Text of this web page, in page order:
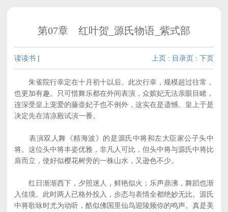
第07章 红叶贺_源氏物语_紫式部
读读书 | 上页 : 目录页 : 下页
朱雀院行幸定在十月初十以后。此次行幸，规模超过往常，
也更加有趣。只可惜舞乐都在外间表演，众嫔妃无法亲眼目睹，
连深受皇上宠爱的藤壶妃子也不例外，这实在是遗憾。皇上于是
决定先在清凉殿试演一番。
表演双人舞《精海波》的是源氏中将和左大臣家公子头中
将。这位头中将丰姿优雅，非凡人可比，但头中将与源氏中将比
肩而立，使好似樱花树旁的一株山水，又逊色不少。
红日渐渐西下，夕照迷人，鲜艳似火；乐声鼎沸，舞蹈也渐
入佳境。此时两人已格外投入，步态与表情全都绝妙无比。源氏
中将歌咏时尤为动听，酷似佛国里仙鸟迎陵频你的鸣声。真是美